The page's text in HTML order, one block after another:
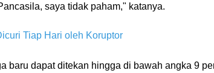
saya tidak paham," katanya.
Tiap Hari oleh Koruptor
baru dapat ditekan hingga di bawah angka 9